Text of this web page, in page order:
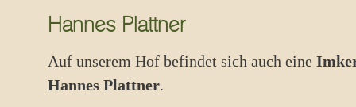
Hannes Plattner
Auf unserem Hof befindet sich auch eine
Hannes Plattner.